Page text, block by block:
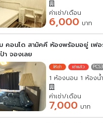
ค่าเช่า/เดือน
6,000 บาท
ม คอนโด สามัคคี ห้องพร้อมอยู่ เฟอ
า จองเลย
1 ห้องนอน 1 ห้องน้
ค่าเช่า/เดือน
7,000 บาท